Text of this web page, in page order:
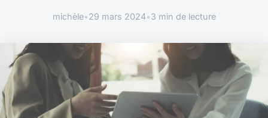
michèle•29 mars 2024•3 min de lecture